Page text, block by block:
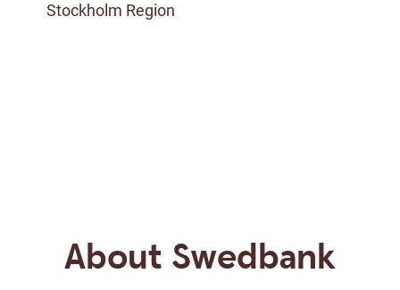
Stockholm Region
About Swedbank